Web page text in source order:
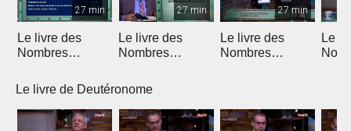
27 min
Le livre des
Nombres
27 min
Le livre des
Nombres
27 min
Le livre des
Nombres
Le
Le livre de Deutéronome